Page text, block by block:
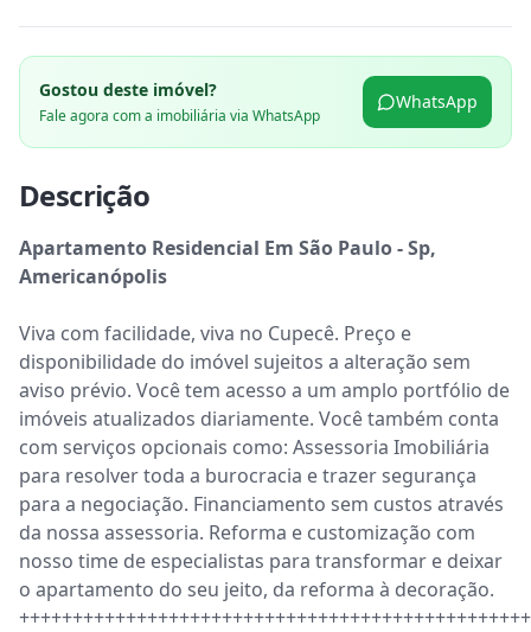
Gostou deste imóvel?
Fale agora com a imobiliária via WhatsApp
WhatsApp
Descrição
Apartamento Residencial Em São Paulo - Sp,
Americanópolis
Viva com facilidade, viva no Cupecê. Preço e
disponibilidade do imóvel sujeitos a alteração sem
aviso prévio. Você tem acesso a um amplo portfólio de
imóveis atualizados diariamente. Você também conta
com serviços opcionais como: Assessoria Imobiliária
para resolver toda a burocracia e trazer segurança
para a negociação. Financiamento sem custos através
da nossa assessoria. Reforma e customização com
nosso time de especialistas para transformar e deixar
o apartamento do seu jeito, da reforma à decoração.